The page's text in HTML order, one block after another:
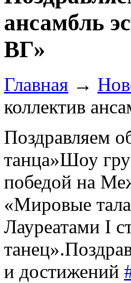
ансамбль
ВГ»
Главная →
коллектив
Поздравляем
танца»Шоу
победой на
«Мировые
Лауреатами I
и достижений